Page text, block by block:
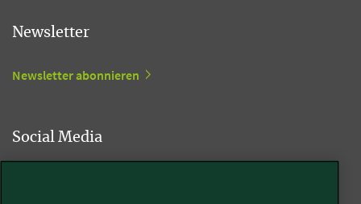
Newsletter
Newsletter abonnieren
Social Media